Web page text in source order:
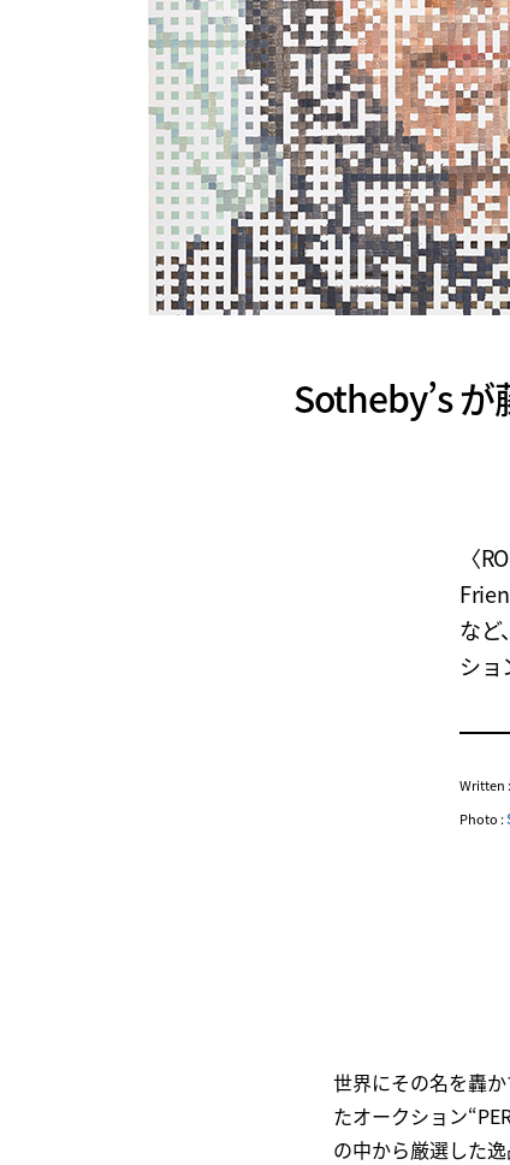
Sotheby’s が
〈
など
ショ
Written :
Photo :
世界にその名を轟
たオークション
の中から厳選した